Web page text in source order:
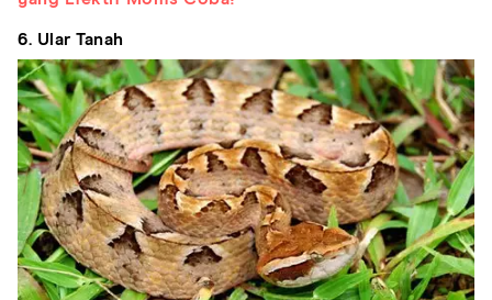
6. Ular Tanah